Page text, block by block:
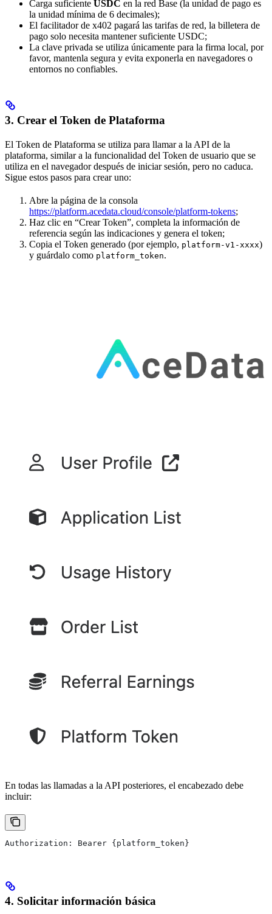
Carga suficiente USDC en la red Base (la unidad de pago es
la unidad mínima de 6 decimales);
El facilitador de x402 pagará las tarifas de red, la billetera de
pago solo necesita mantener suficiente USDC;
La clave privada se utiliza únicamente para la firma local, por
favor, mantenla segura y evita exponerla en navegadores o
entornos no confiables.
3. Crear el Token de Plataforma
El Token de Plataforma se utiliza para llamar a la API de la
plataforma, similar a la funcionalidad del Token de usuario que se
utiliza en el navegador después de iniciar sesión, pero no caduca.
Sigue estos pasos para crear uno:
Abre la página de la consola
https://platform.acedata.cloud/console/platform-tokens;
Haz clic en “Crear Token”, completa la información de
referencia según las indicaciones y genera el token;
Copia el Token generado (por ejemplo, platform-v1-xxxx)
y guárdalo como platform_token.
En todas las llamadas a la API posteriores, el encabezado debe
incluir:
Authorization: Bearer {platform_token}
4. Solicitar información básica